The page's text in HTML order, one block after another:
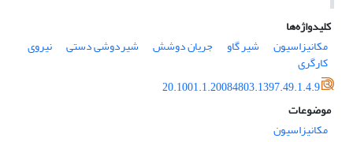
کلیدواژه‌ها
مکانیزاسیون
شیر گاو جریان دوشش شیردوشی دستی نیروی
کارگری
20.1001.1.20084803.1397.49.1.4.9
موضوعات
مکانیزاسیون